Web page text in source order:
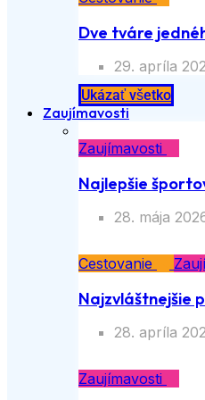
Dve tváre
29. apríla
Ukázať všetko
Zaujímavosti
Zaujímavosti
Najlepšie
28. mája
Cestovanie
Najzvláštnejšie
28. apríla
Zaujímavosti